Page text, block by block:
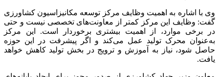
وی با اشاره به اهمیت وظایف مرکز توسعه مکانیزاسیون کشاورزی
گفت: وظایف این مرکز کمتر از معاونت‌های تخصصی نیست و حتی
در برخی موارد، از اهمیت بیشتری برخوردار است. این مرکز
به‌عنوان محرک تولید عمل می‌کند و اگر پیشرفت در این حوزه
حاصل شود، نیاز به
آموزش و ترویج در بخش تولید کاهش خواهد
یافت.